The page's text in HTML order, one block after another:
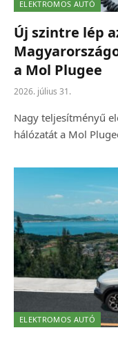
ELEKTROMOS AUTÓ
Új szintre lép
a Mol Plugee
2026. július 31.
Nagy teljesítményű
hálózatát a Mol
ELEKTROMOS AUTÓ